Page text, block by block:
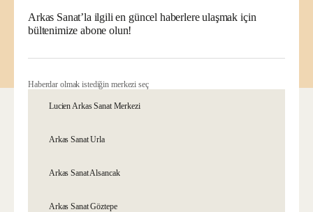
Arkas Sanat’la ilgili en güncel haberlere ulaşmak için
bültenimize abone olun!
Haberdar olmak istediğin merkezi seç
Lucien Arkas Sanat Merkezi
Arkas Sanat Urla
Arkas Sanat Alsancak
Arkas Sanat Göztepe